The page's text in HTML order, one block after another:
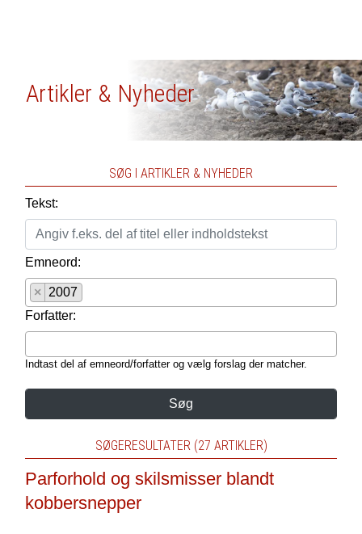
Artikler & Nyheder
SØG I ARTIKLER & NYHEDER
Tekst:
Emneord:
×
2007
Forfatter:
Indtast del af emneord/forfatter og vælg forslag der matcher.
Søg
SØGERESULTATER (27 ARTIKLER)
Parforhold og skilsmisser blandt
kobbersnepper